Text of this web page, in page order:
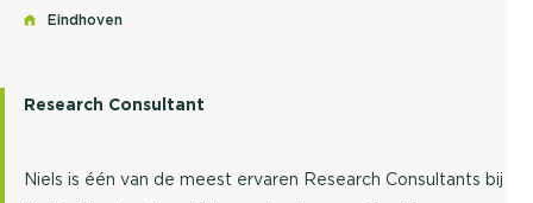
Eindhoven
Research Consultant
Niels is één van de meest ervaren Research Consultants bij